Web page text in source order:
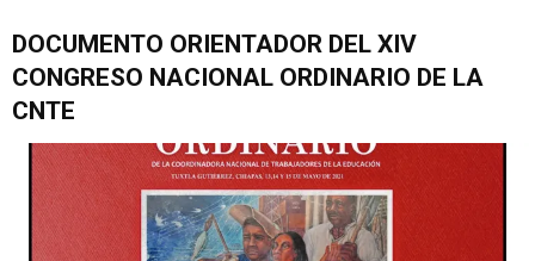
DOCUMENTO ORIENTADOR DEL XIV
CONGRESO NACIONAL ORDINARIO DE LA
CNTE